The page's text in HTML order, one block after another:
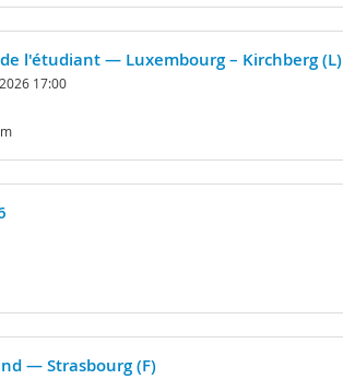
l'étudiant — Luxembourg – Kirchberg (L)
17:00
— Strasbourg (F)